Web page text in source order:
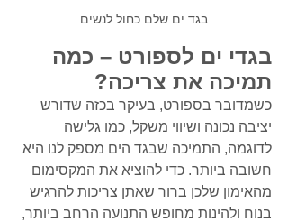
בגד ים שלם כחול לנשים
בגדי ים לספורט – כמה
תמיכה את צריכה?
כשמדובר בספורט, בעיקר בכזה שדורש
יציבה נכונה ושיווי משקל, כמו גלישה
לדוגמה, התמיכה שבגד הים מספק לנו היא
חשובה ביותר. כדי להוציא את המקסימום
מהאימון שלכן ברור שאתן צריכות להרגיש
בנוח ולהינות מחופש התנועה הרחב ביותר,